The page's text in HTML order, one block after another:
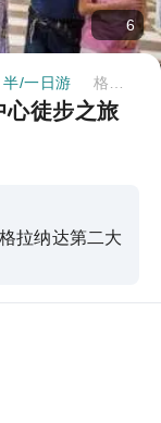
6
半/一日游
心徒步之旅
拉纳达第二大
和菲利普的陵